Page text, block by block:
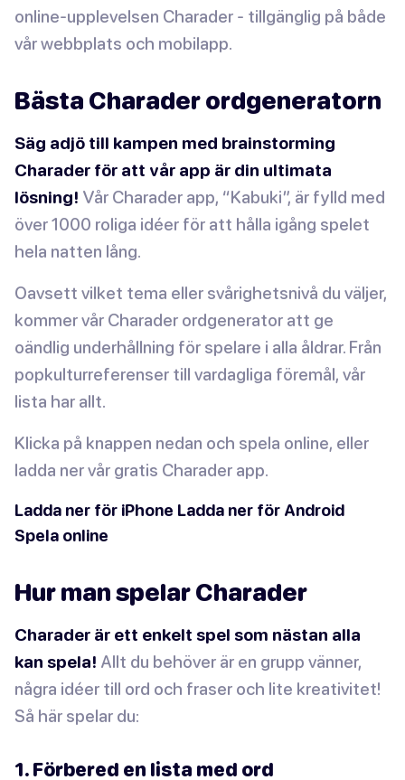
online-upplevelsen Charader - tillgänglig på både
vår webbplats och mobilapp.
Bästa Charader ordgeneratorn
Säg adjö till kampen med brainstorming
Charader för att vår app är din ultimata
lösning! Vår Charader app, “Kabuki”, är fylld med
över 1000 roliga idéer för att hålla igång spelet
hela natten lång.
Oavsett vilket tema eller svårighetsnivå du väljer,
kommer vår Charader ordgenerator att ge
oändlig underhållning för spelare i alla åldrar. Från
popkulturreferenser till vardagliga föremål, vår
lista har allt.
Klicka på knappen nedan och spela online, eller
ladda ner vår gratis Charader app.
Ladda ner för iPhone Ladda ner för Android
Spela online
Hur man spelar Charader
Charader är ett enkelt spel som nästan alla
kan spela! Allt du behöver är en grupp vänner,
några idéer till ord och fraser och lite kreativitet!
Så här spelar du:
1. Förbered en lista med ord